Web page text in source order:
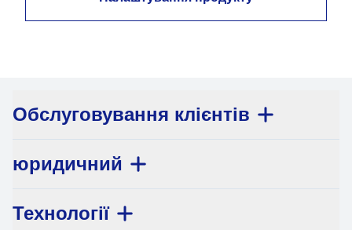
Обслуговування клієнтів
юридичний
Технології